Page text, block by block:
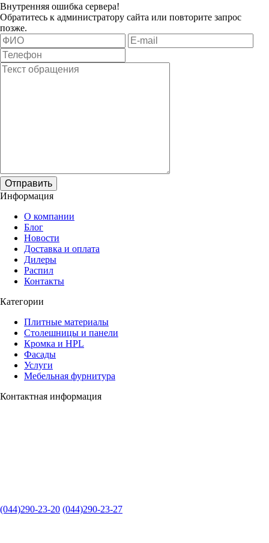
Внутренняя ошибка сервера!
Обратитесь к администратору сайта или повторите запрос
позже.
Отправить
Информация
О компании
Блог
Новости
Доставка и оплата
Дилеры
Распил
Контакты
Категории
Плитные материалы
Столешницы и панели
Кромка и HPL
Фасады
Услуги
Мебельная фурнитура
Контактная информация
(044)290-23-20 (044)290-23-27